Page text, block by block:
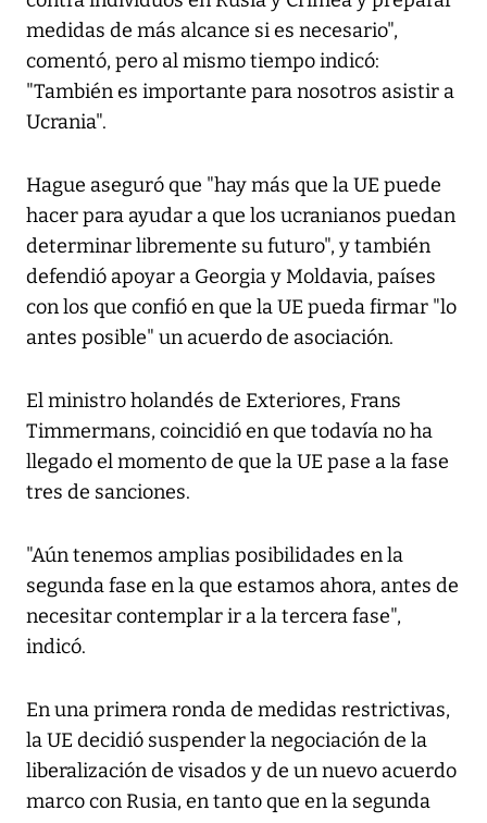
medidas de más alcance si es necesario",
comentó, pero al mismo tiempo indicó:
"También es importante para nosotros asistir a
Ucrania".
Hague aseguró que "hay más que la UE puede
hacer para ayudar a que los ucranianos puedan
determinar libremente su futuro", y también
defendió apoyar a Georgia y Moldavia, países
con los que confió en que la UE pueda firmar "lo
antes posible" un acuerdo de asociación.
El ministro holandés de Exteriores, Frans
Timmermans, coincidió en que todavía no ha
llegado el momento de que la UE pase a la fase
tres de sanciones.
"Aún tenemos amplias posibilidades en la
segunda fase en la que estamos ahora, antes de
necesitar contemplar ir a la tercera fase",
indicó.
En una primera ronda de medidas restrictivas,
la UE decidió suspender la negociación de la
liberalización de visados y de un nuevo acuerdo
marco con Rusia, en tanto que en la segunda